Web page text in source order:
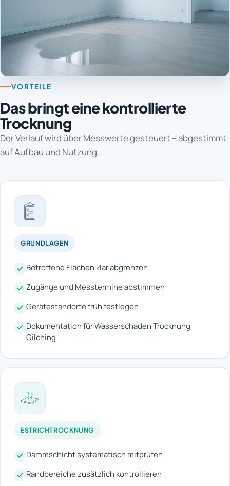
VORTEILE
Das bringt eine kontrollierte
Trocknung
Der Verlauf wird über Messwerte gesteuert – abgestimmt
auf Aufbau und Nutzung.
GRUNDLAGEN
Betroffene Flächen klar abgrenzen
Zugänge und Messtermine abstimmen
Gerätestandorte früh festlegen
Dokumentation für Wasserschaden Trocknung
Gilching
ESTRICHTROCKNUNG
Dämmschicht systematisch mitprüfen
Randbereiche zusätzlich kontrollieren